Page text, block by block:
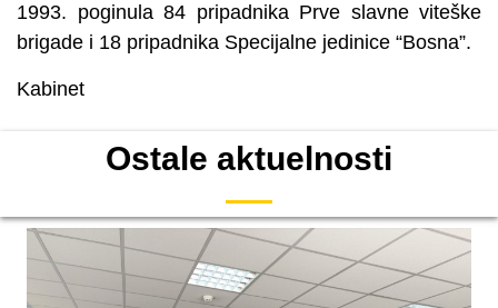
1993. poginula 84 pripadnika Prve slavne viteške
brigade i 18 pripadnika Specijalne jedinice “Bosna”.
Kabinet
Ostale aktuelnosti